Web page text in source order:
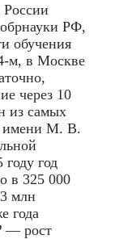
РФ,
обучения
м, в Москве
через 10
из самых
имени М. В.
год
в 325 000
млн
года
— рост